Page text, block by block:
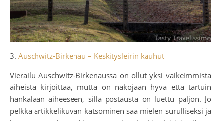
3. Auschwitz-Birkenau – Keskitysleirin kauhut
Vierailu Auschwitz-Birkenaussa on ollut yksi vaikeimmista
aiheista kirjoittaa, mutta on näköjään hyvä että tartuin
hankalaan aiheeseen, sillä postausta on luettu paljon. Jo
pelkkä artikkelikuvan katsominen saa mielen surulliseksi ja